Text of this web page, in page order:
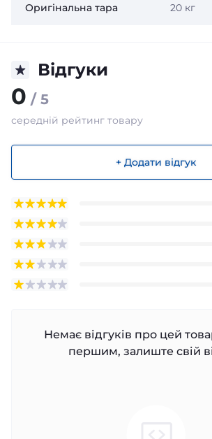
Оригінальна тара 20 кг
Відгуки
0 / 5
середній рейтинг товару
+ Додати відгук
Немає відгуків про цей
першим, залиште свій